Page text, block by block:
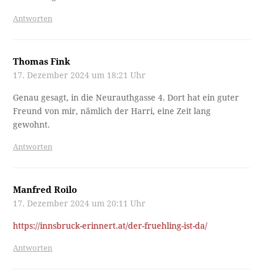
Antworten
Thomas Fink
17. Dezember 2024 um 18:21 Uhr
Genau gesagt, in die Neurauthgasse 4. Dort hat ein guter
Freund von mir, nämlich der Harri, eine Zeit lang
gewohnt.
Antworten
Manfred Roilo
17. Dezember 2024 um 20:11 Uhr
https://innsbruck-erinnert.at/der-fruehling-ist-da/
Antworten